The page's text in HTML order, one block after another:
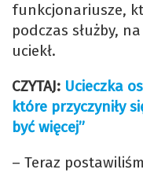
funkcjonariusze,
podczas służby,
uciekł.
CZYTAJ: Ucieczka
które przyczyniły
być więcej”
– Teraz